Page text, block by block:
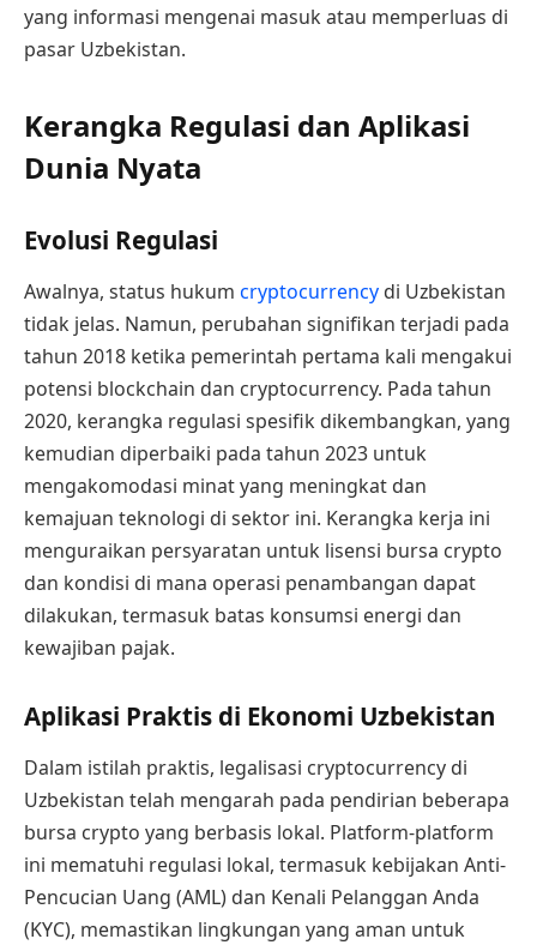
yang informasi mengenai masuk atau memperluas di
pasar Uzbekistan.
Kerangka Regulasi dan Aplikasi
Dunia Nyata
Evolusi Regulasi
Awalnya, status hukum cryptocurrency di Uzbekistan
tidak jelas. Namun, perubahan signifikan terjadi pada
tahun 2018 ketika pemerintah pertama kali mengakui
potensi blockchain dan cryptocurrency. Pada tahun
2020, kerangka regulasi spesifik dikembangkan, yang
kemudian diperbaiki pada tahun 2023 untuk
mengakomodasi minat yang meningkat dan
kemajuan teknologi di sektor ini. Kerangka kerja ini
menguraikan persyaratan untuk lisensi bursa crypto
dan kondisi di mana operasi penambangan dapat
dilakukan, termasuk batas konsumsi energi dan
kewajiban pajak.
Aplikasi Praktis di Ekonomi Uzbekistan
Dalam istilah praktis, legalisasi cryptocurrency di
Uzbekistan telah mengarah pada pendirian beberapa
bursa crypto yang berbasis lokal. Platform-platform
ini mematuhi regulasi lokal, termasuk kebijakan Anti-
Pencucian Uang (AML) dan Kenali Pelanggan Anda
(KYC), memastikan lingkungan yang aman untuk